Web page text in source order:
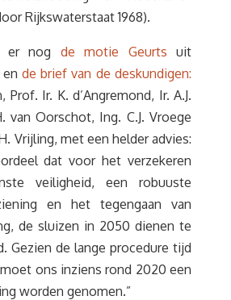
Rijkswaterstaat 1968).
er nog de motie Geurts uit
de brief van de deskundigen:
Prof. Ir. K. d’Angremond, Ir. A.J.
van Oorschot, Ing. C.J. Vroege
Vrijling, met een helder advies:
dat voor het verzekeren
veiligheid, een robuuste
en het tegengaan van
de sluizen in 2050 dienen te
Gezien de lange procedure tijd
ons inziens rond 2020 een
worden genomen.”